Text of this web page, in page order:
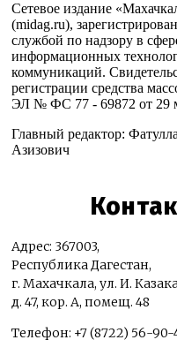
Сетевое издание
(midag.ru),
службой по надзору в
информационных
коммуникаций.
регистрации средства
ЭЛ № ФС 77 - 69872 от 29
Главный редактор:
Азизович
Адрес: 367003,
Республика Дагестан,
г. Махачкала, ул. И.
д. 47, кор. А, помещ. 48
Телефон: +7 (8722) 56-90-